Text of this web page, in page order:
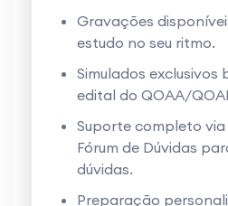
Gravações
estudo no seu ritmo.
Simulados exclusivos
edital do QOAA/
Suporte completo
Fórum de Dúvidas
dúvidas.
Preparação